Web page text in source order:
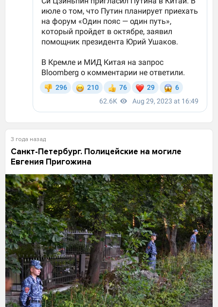
3 года назад
Санкт-Петербург. Полицейские на могиле
Евгения Пригожина